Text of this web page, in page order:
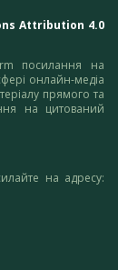
Attribution 4.0
посилання на
онлайн-медіа
прямого та
на цитований
на адресу: